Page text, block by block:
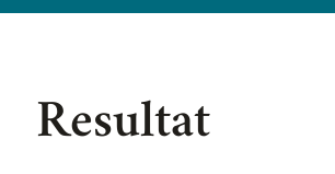
Resultat